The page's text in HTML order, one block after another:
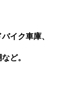
イク車庫、
ど。